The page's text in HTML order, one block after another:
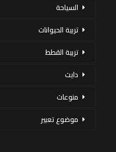
السياحة
تربية الحيوانات
تربية القطط
دايت
منوعات
موضوع تعبير